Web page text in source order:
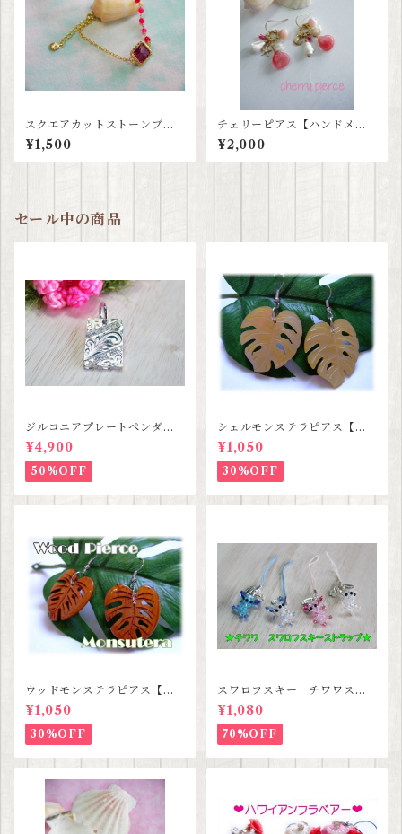
スクエアカットストーンブレ
スレット【ハンドメイド商
品】
¥1,500
チェリーピアス【ハンドメイ
ド】
¥2,000
セール中の商品
ジルコニアプレートペンダン
ト【ハワイアンジュエリー】S
ALE
¥4,900
50%OFF
シェルモンステラピアス【ハ
ワイアンジュエリー】SALE
¥1,050
30%OFF
ウッドモンステラピアス【ハ
ワイアンジュエリー】
¥1,050
30%OFF
スワロフスキー チワワスト
ラップ 【３種類セットセー
ル価格】
¥1,080
70%OFF